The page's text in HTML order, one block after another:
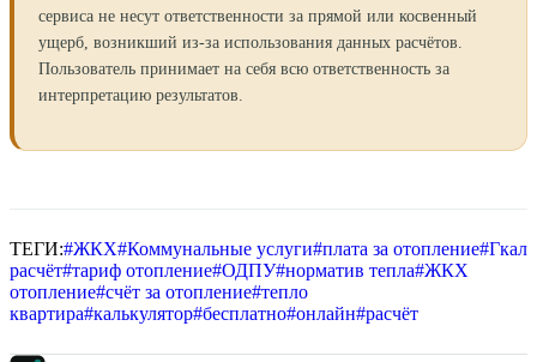
сервиса не несут ответственности за прямой или косвенный
ущерб, возникший из-за использования данных расчётов.
Пользователь принимает на себя всю ответственность за
интерпретацию результатов.
ТЕГИ:#ЖКХ#Коммунальные услуги#плата за отопление#Гкал
расчёт#тариф отопление#ОДПУ#норматив тепла#ЖКХ
отопление#счёт за отопление#тепло
квартира#калькулятор#бесплатно#онлайн#расчёт